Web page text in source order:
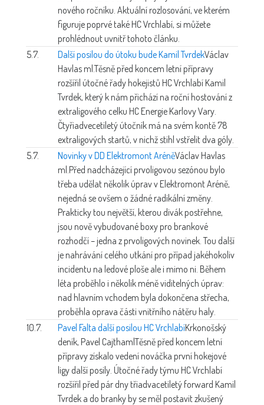
nového ročníku. Aktuální rozlosování, ve kterém
figuruje poprvé také HC Vrchlabí, si můžete
prohlédnout uvnitř tohoto článku.
5.7.
Další posilou do útoku bude Kamil TvrdekVáclav
Havlas ml.Těsně před koncem letní přípravy
rozšířil útočné řady hokejistů HC Vrchlabí Kamil
Tvrdek, který k nám přichází na roční hostování z
extraligového celku HC Energie Karlovy Vary.
Čtyřiadvecetiletý útočník má na svém kontě 78
extraligových startů, v nichž stihl vstřelit dva góly.
5.7.
Novinky v DD Elektromont AréněVáclav Havlas
ml. Před nadcházející prvoligovou sezónou bylo
třeba udělat několik úprav v Elektromont Aréně,
nejedná se ovšem o žádné radikální změny.
Prakticky tou největší, kterou divák postřehne,
jsou nově vybudované boxy pro brankové
rozhodčí – jedna z prvoligových novinek. Tou další
je nahrávání celého utkání pro případ jakéhokoliv
incidentu na ledové ploše ale i mimo ni. Během
léta proběhlo i několik méně viditelných úprav:
nad hlavním vchodem byla dokončena střecha,
proběhla oprava části vnitřního nátěru haly.
10.7.
Pavel Falta další posilou HC VrchlabíKrkonošský
deník, Pavel CajthamlTěsně před koncem letní
přípravy získalo vedení nováčka první hokejové
ligy další posily. Útočné řady týmu HC Vrchlabí
rozšířil před pár dny třiadvacetiletý forward Kamil
Tvrdek a do branky by se měl postavit zkušený